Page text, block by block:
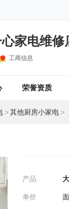
家电维修
工商信息
荣誉资质
>其他厨房小家电 >
产品
单价